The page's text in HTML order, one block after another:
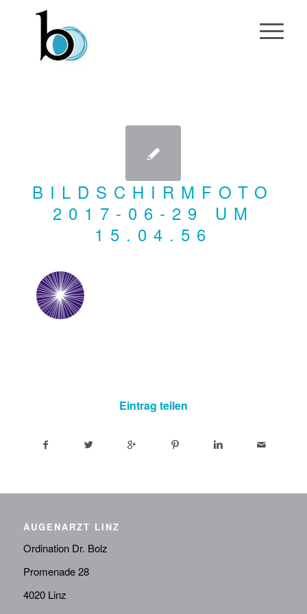
BILDSCHIRMFOTO
2017-06-29 UM
15.04.56
Eintrag teilen
AUGENARZT LINZ
Ordination Dr. Bolz
Promenade 28
4020 Linz